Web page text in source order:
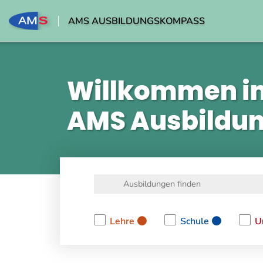
AMS AUSBILDUNGSKOMPASS
Willkommen
AMS
Lehre Schule